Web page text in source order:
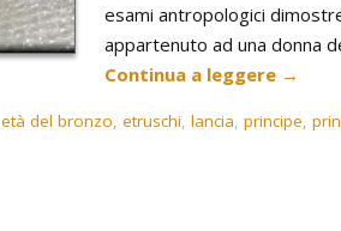
esami antropologici
appartenuto ad una donna
Continua a leggere →
età del bronzo, etruschi, lancia, principe,